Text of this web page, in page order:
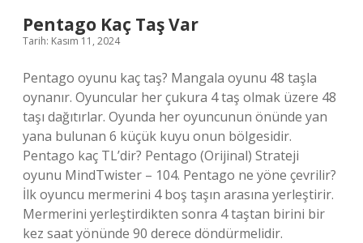
Pentago Kaç Taş Var
Tarih: Kasım 11, 2024
Pentago oyunu kaç taş? Mangala oyunu 48 taşla
oynanır. Oyuncular her çukura 4 taş olmak üzere 48
taşı dağıtırlar. Oyunda her oyuncunun önünde yan
yana bulunan 6 küçük kuyu onun bölgesidir.
Pentago kaç TL’dir? Pentago (Orijinal) Strateji
oyunu MindTwister – 104. Pentago ne yöne çevrilir?
İlk oyuncu mermerini 4 boş taşın arasına yerleştirir.
Mermerini yerleştirdikten sonra 4 taştan birini bir
kez saat yönünde 90 derece döndürmelidir.